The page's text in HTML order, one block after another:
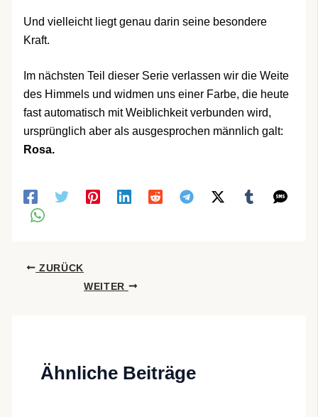
Und vielleicht liegt genau darin seine besondere
Kraft.
Im nächsten Teil dieser Serie verlassen wir die Weite
des Himmels und widmen uns einer Farbe, die heute
fast automatisch mit Weiblichkeit verbunden wird,
ursprünglich aber als ausgesprochen männlich galt:
Rosa.
ZURÜCK
WEITER
Ähnliche Beiträge